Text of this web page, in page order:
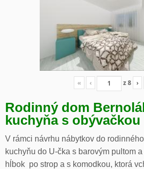
« ‹ z8 ›
Rodinný dom
kuchyňa s obývačkou
V rámci návrhu nábytkov do
kuchyňu do U-čka s barovým pultom
hĺbok po strop a s komodkou, ktorá